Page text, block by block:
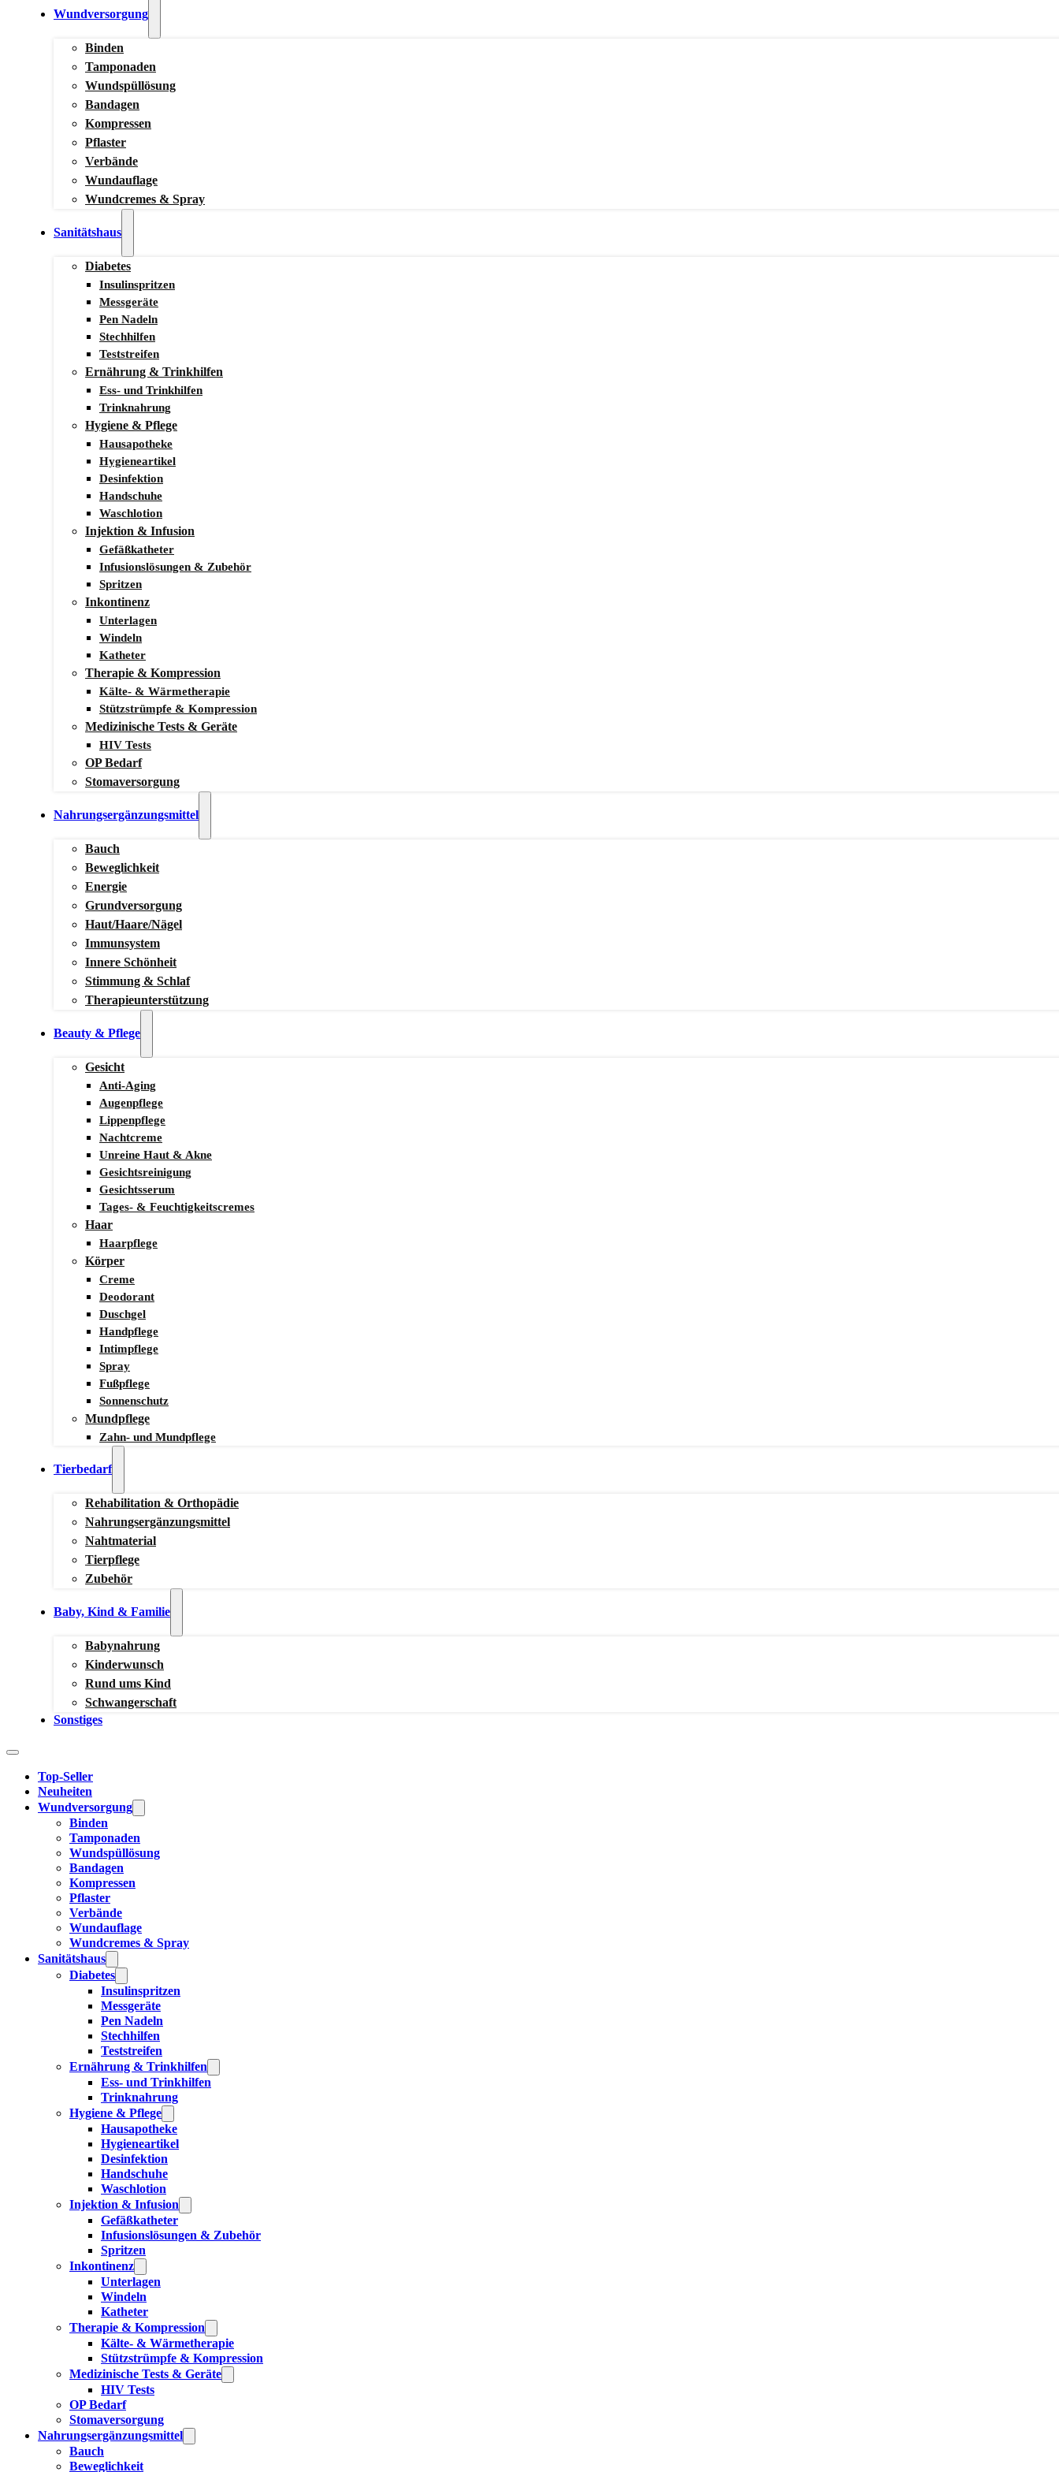
Wundversorgung
Binden
Tamponaden
Wundspüllösung
Bandagen
Kompressen
Pflaster
Verbände
Wundauflage
Wundcremes & Spray
Sanitätshaus
Diabetes
Insulinspritzen
Messgeräte
Pen Nadeln
Stechhilfen
Teststreifen
Ernährung & Trinkhilfen
Ess- und Trinkhilfen
Trinknahrung
Hygiene & Pflege
Hausapotheke
Hygieneartikel
Desinfektion
Handschuhe
Waschlotion
Injektion & Infusion
Gefäßkatheter
Infusionslösungen & Zubehör
Spritzen
Inkontinenz
Unterlagen
Windeln
Katheter
Therapie & Kompression
Kälte- & Wärmetherapie
Stützstrümpfe & Kompression
Medizinische Tests & Geräte
HIV Tests
OP Bedarf
Stomaversorgung
Nahrungsergänzungsmittel
Bauch
Beweglichkeit
Energie
Grundversorgung
Haut/Haare/Nägel
Immunsystem
Innere Schönheit
Stimmung & Schlaf
Therapieunterstützung
Beauty & Pflege
Gesicht
Anti-Aging
Augenpflege
Lippenpflege
Nachtcreme
Unreine Haut & Akne
Gesichtsreinigung
Gesichtsserum
Tages- & Feuchtigkeitscremes
Haar
Haarpflege
Körper
Creme
Deodorant
Duschgel
Handpflege
Intimpflege
Spray
Fußpflege
Sonnenschutz
Mundpflege
Zahn- und Mundpflege
Tierbedarf
Rehabilitation & Orthopädie
Nahrungsergänzungsmittel
Nahtmaterial
Tierpflege
Zubehör
Baby, Kind & Familie
Babynahrung
Kinderwunsch
Rund ums Kind
Schwangerschaft
Sonstiges
Top-Seller
Neuheiten
Wundversorgung
Binden
Tamponaden
Wundspüllösung
Bandagen
Kompressen
Pflaster
Verbände
Wundauflage
Wundcremes & Spray
Sanitätshaus
Diabetes
Insulinspritzen
Messgeräte
Pen Nadeln
Stechhilfen
Teststreifen
Ernährung & Trinkhilfen
Ess- und Trinkhilfen
Trinknahrung
Hygiene & Pflege
Hausapotheke
Hygieneartikel
Desinfektion
Handschuhe
Waschlotion
Injektion & Infusion
Gefäßkatheter
Infusionslösungen & Zubehör
Spritzen
Inkontinenz
Unterlagen
Windeln
Katheter
Therapie & Kompression
Kälte- & Wärmetherapie
Stützstrümpfe & Kompression
Medizinische Tests & Geräte
HIV Tests
OP Bedarf
Stomaversorgung
Nahrungsergänzungsmittel
Bauch
Beweglichkeit